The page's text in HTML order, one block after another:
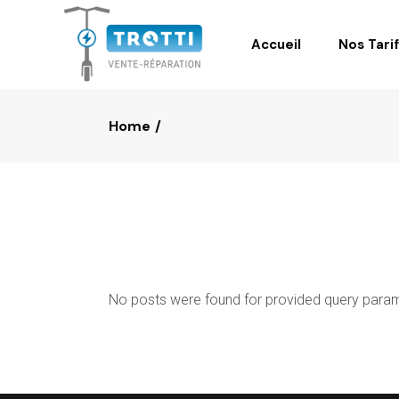
Accueil Nos
Home
No posts were found for provided query